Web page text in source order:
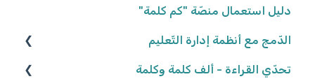
التّلاميذ
إنشاء المجموعات
تعديل المجموعات
إحصاءات المجموعات
دليل استعمال منصّة "كم كلمة"
الدّمج مع أنظمة إدارة التّعليم
كلاسلينك - ClassLink
تحدّي القراءة - ألف كلمة وكلمة